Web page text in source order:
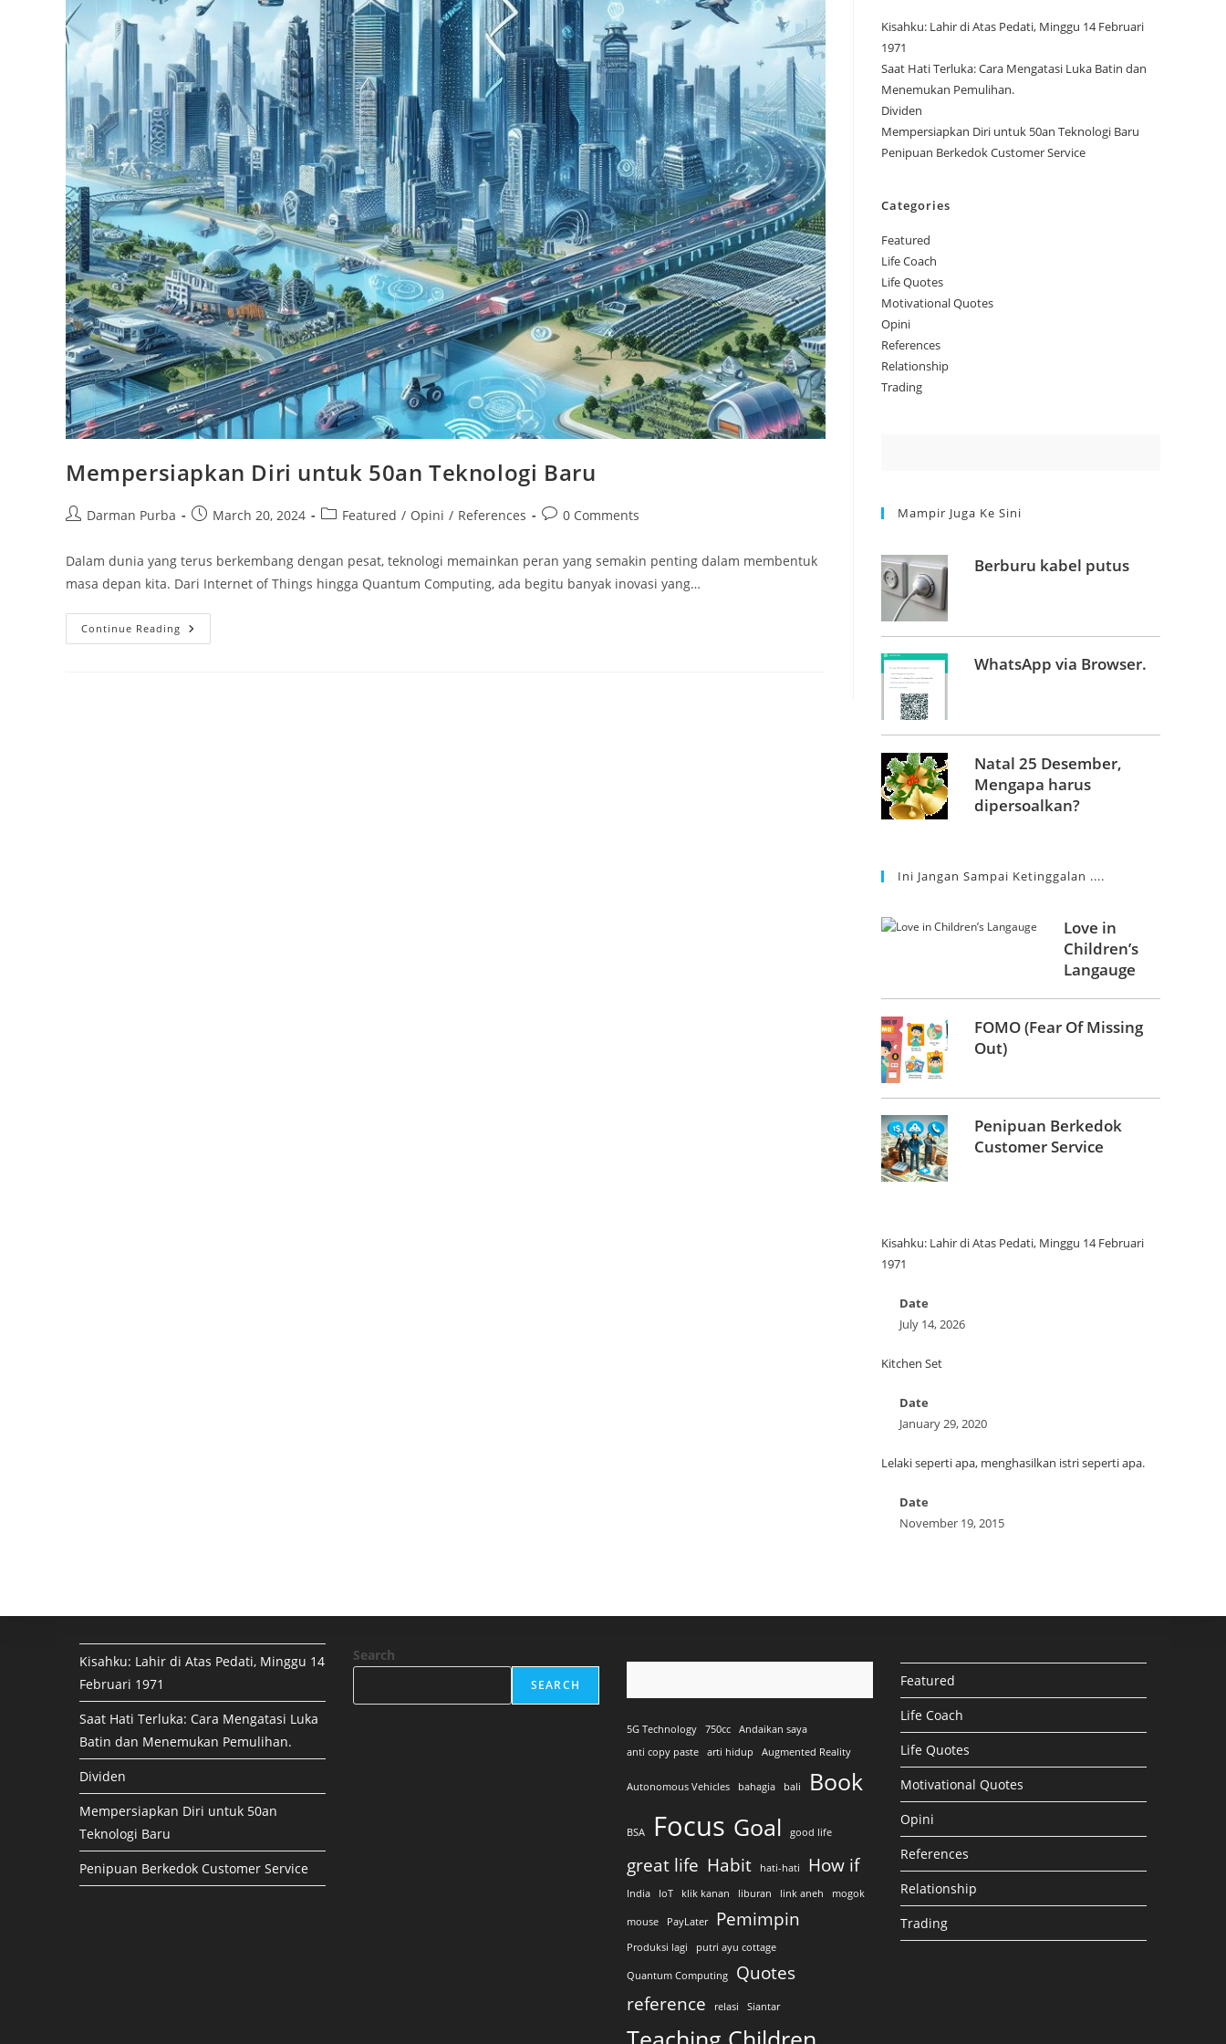
Mempersiapkan Diri untuk 50an Teknologi Baru
PostDarman Purba
PostMarch 20, 2024
PostFeatured / Opini / References
Post0 Comments
Dalam dunia yang terus berkembang dengan pesat, teknologi memainkan peran yang semakin penting dalam membentuk
masa depan kita. Dari Internet of Things hingga Quantum Computing, ada begitu banyak inovasi yang…
Continue Reading Mempersiapkan
Diri
Kisahku: Lahir di Atas Pedati, Minggu 14 Februari
1971
Saat Hati Terluka: Cara Mengatasi Luka Batin dan
Menemukan Pemulihan.
Dividen
Mempersiapkan Diri untuk 50an Teknologi Baru
Penipuan Berkedok Customer Service
Categories
Featured
Life Coach
Life Quotes
Motivational Quotes
Opini
References
Relationship
Trading
Mampir Juga Ke Sini
Berburu kabel putus
WhatsApp via Browser.
Natal 25 Desember,
Mengapa harus
dipersoalkan?
Ini Jangan Sampai Ketinggalan ....
Love in
Children’s
Langauge
FOMO (Fear Of Missing
Out)
Penipuan Berkedok
Customer Service
Kisahku: Lahir di Atas Pedati, Minggu 14 Februari
1971
Date
July 14, 2026
Kitchen Set
Date
January 29, 2020
Lelaki seperti apa, menghasilkan istri seperti apa.
Date
November 19, 2015
Kisahku: Lahir di Atas Pedati, Minggu 14
Februari 1971
Saat Hati Terluka: Cara Mengatasi Luka
Batin dan Menemukan Pemulihan.
Dividen
Mempersiapkan Diri untuk 50an
Teknologi Baru
Penipuan Berkedok Customer Service
Search
SEARCH
5G Technology 750cc
Andaikan saya
anti copy paste
arti hidup Augmented Reality
Autonomous Vehicles bahagia bali Book
BSA Focus Goal good life
great life Habit hati-hati How if
India IoT klik kanan liburan link aneh mogok
mouse PayLater Pemimpin
Produksi lagi putri ayu cottage
Quantum Computing
Quotes
reference
relasi Siantar
Featured
Life Coach
Life Quotes
Motivational Quotes
Opini
References
Relationship
Trading